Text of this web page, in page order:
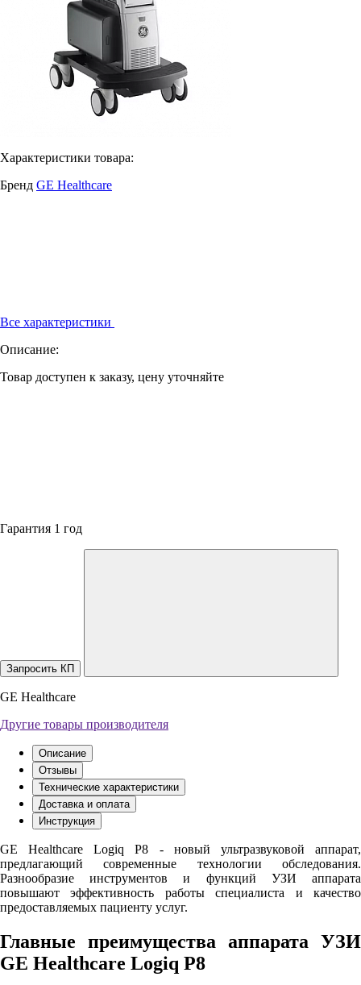
Характеристики товара:
Бренд GE Healthcare
Все характеристики
Описание:
Товар доступен к заказу, цену уточняйте
Гарантия 1 год
Запросить КП
GE Healthcare
Другие товары производителя
Описание
Отзывы
Технические характеристики
Доставка и оплата
Инструкция
GE Healthcare Logiq P8 - новый ультразвуковой аппарат,
предлагающий современные технологии обследования.
Разнообразие инструментов и функций УЗИ аппарата
повышают эффективность работы специалиста и качество
предоставляемых пациенту услуг.
Главные преимущества аппарата УЗИ
GE Healthcare Logiq P8